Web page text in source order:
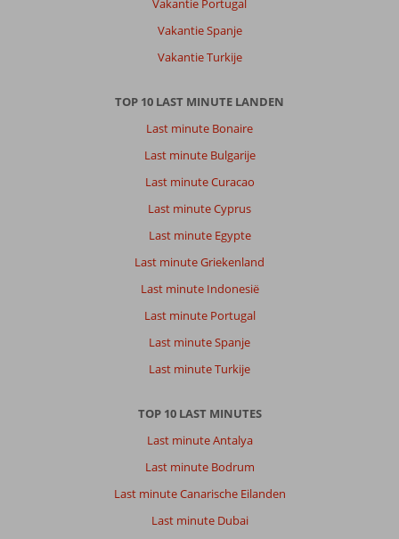
Vakantie Portugal
Vakantie Spanje
Vakantie Turkije
TOP 10 LAST MINUTE LANDEN
Last minute Bonaire
Last minute Bulgarije
Last minute Curacao
Last minute Cyprus
Last minute Egypte
Last minute Griekenland
Last minute Indonesië
Last minute Portugal
Last minute Spanje
Last minute Turkije
TOP 10 LAST MINUTES
Last minute Antalya
Last minute Bodrum
Last minute Canarische Eilanden
Last minute Dubai